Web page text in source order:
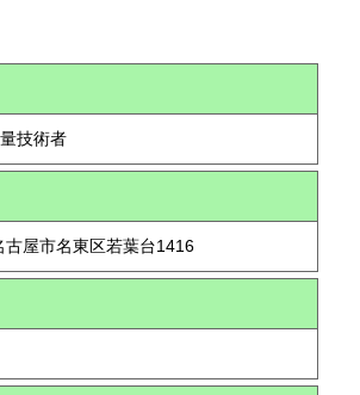
技術者
屋市名東区若葉台1416